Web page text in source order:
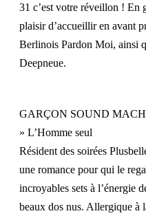
31 c’est votre réveillon ! En
plaisir d’accueillir en avant
Berlinois Pardon Moi, ainsi
Deepneue.
GARÇON SOUND
» L’Homme seul
Résident des soirées
une romance pour qui le
incroyables sets à l’énergie
beaux dos nus. Allergique à